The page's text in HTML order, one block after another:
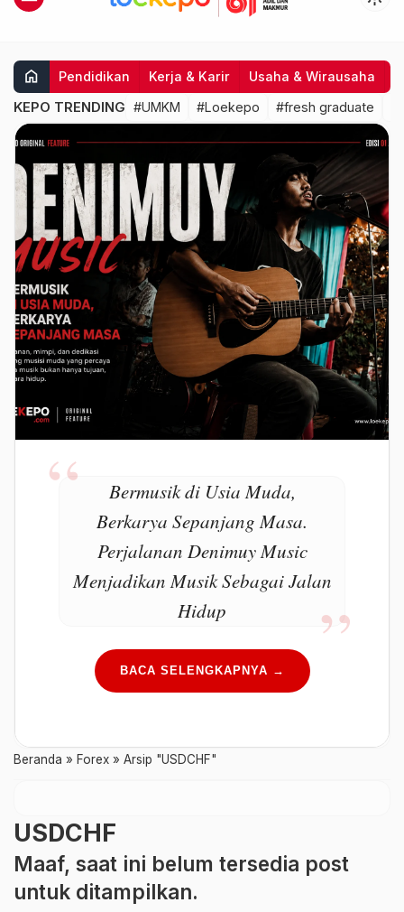
home Pendidikan Kerja & Karir Usaha & Wirausaha
KEPO TRENDING #UMKM #Loekepo #fresh graduate
Bermusik di Usia Muda,
Berkarya Sepanjang Masa.
Perjalanan Denimuy Music
Menjadikan Musik Sebagai Jalan
Hidup
BACA SELENGKAPNYA →
Beranda » Forex » Arsip "USDCHF"
USDCHF
Maaf, saat ini belum tersedia post
untuk ditampilkan.